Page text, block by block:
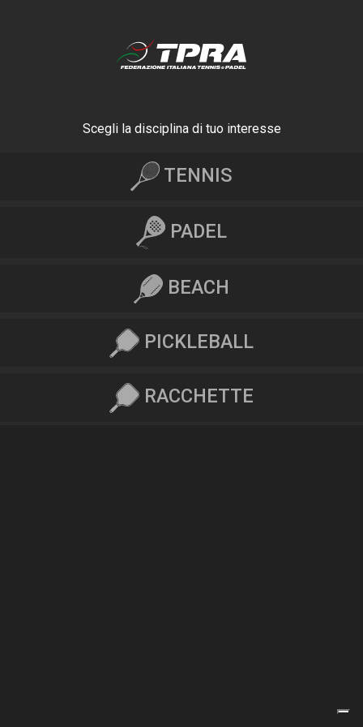
Scegli la disciplina di tuo interesse
TENNIS
PADEL
BEACH
PICKLEBALL
RACCHETTE